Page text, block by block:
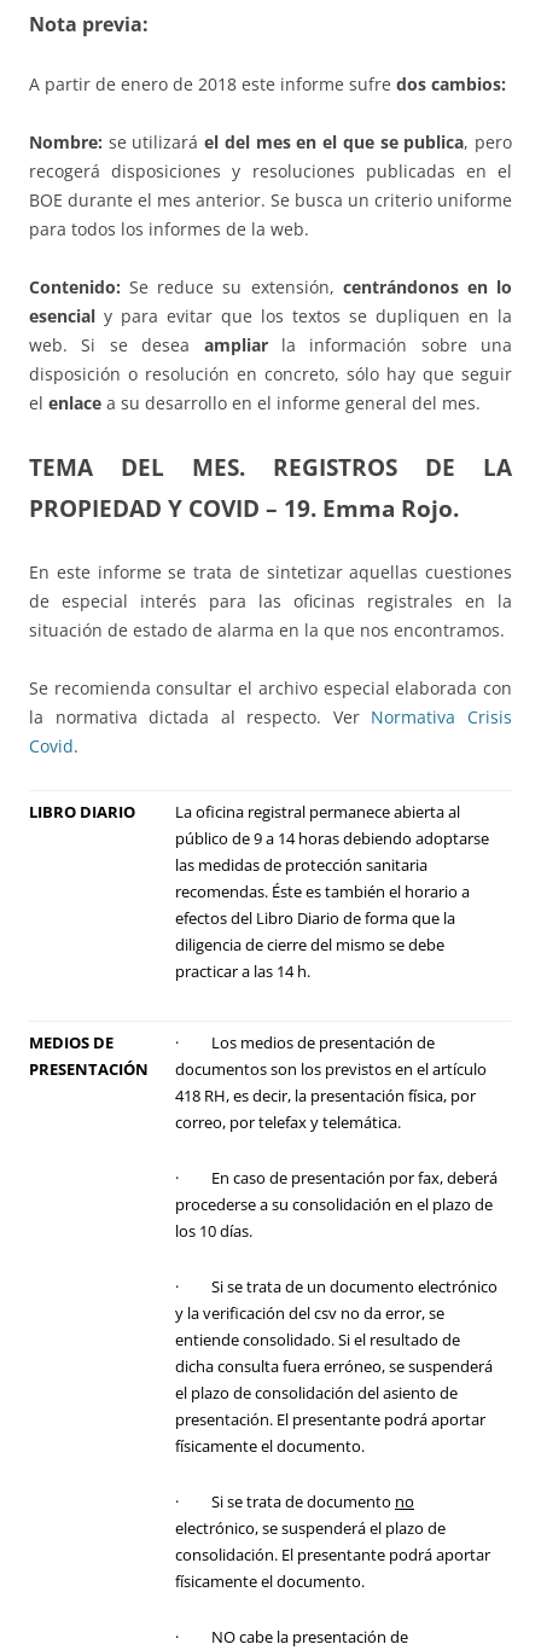
Nota previa:
A partir de enero de 2018 este informe sufre dos cambios:
Nombre: se utilizaráel del mes en el que se publica, pero
recogerá disposiciones y resoluciones publicadas en el
BOE durante el mes anterior. Se busca un criterio uniforme
para todos los informes de la web.
Contenido: Se reduce su extensión, centrándonos en lo
esencial y para evitar que los textos se dupliquen en la
web. Si se desea ampliarla información sobre una
disposición o resolución en concreto, sólo hay que seguir
el enlace a su desarrollo en el informe general del mes.
TEMA DEL MES. REGISTROS DE LA
PROPIEDAD Y COVID – 19. Emma Rojo.
En este informe se trata de sintetizar aquellas cuestiones
de especial interés para las oficinas registrales en la
situación de estado de alarma en la que nos encontramos.
Se recomienda consultar el archivo especial elaborada con
la normativa dictada al respecto. Ver Normativa Crisis
Covid.
LIBRO DIARIO
La oficina registral permanece abierta al
público de 9 a 14 horas debiendo adoptarse
las medidas de protección sanitaria
recomendas. Éste es también el horario a
efectos del Libro Diario de forma que la
diligencia de cierre del mismo se debe
practicar a las 14 h.
MEDIOS DE
PRESENTACIÓN
· Los medios de presentación de
documentos son los previstos en el artículo
418 RH, es decir, la presentación física, por
correo, por telefax y telemática.
· En caso de presentación por fax, deberá
procederse a su consolidación en el plazo de
los 10 días.
· Si se trata de un documento electrónico
y la verificación del csv no da error, se
entiende consolidado. Si el resultado de
dicha consulta fuera erróneo, se suspenderá
el plazo de consolidación del asiento de
presentación. El presentante podrá aportar
físicamente el documento.
· Si se trata de documento no
electrónico, se suspenderá el plazo de
consolidación. El presentante podrá aportar
físicamente el documento.
· NO cabe la presentación de